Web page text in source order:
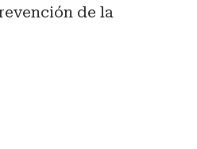
de la